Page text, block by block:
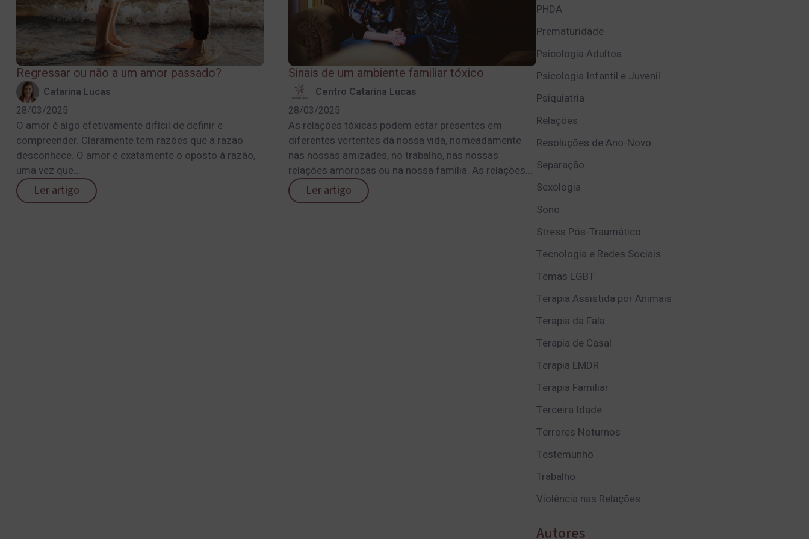
Regressar ou não a um amor passado?
Catarina Lucas
28/03/2025
O amor é algo efetivamente difícil de definir e
compreender. Claramente tem razões que a razão
desconhece. O amor é exatamente o oposto à razão,
uma vez que...
Ler artigo
Sinais de um ambiente familiar tóxico
Centro Catarina Lucas
28/03/2025
As relações tóxicas podem estar presentes em
diferentes vertentes da nossa vida, nomeadamente
nas nossas amizades, no trabalho, nas nossas
relações amorosas ou na nossa família. As relações...
Ler artigo
PHDA
Prematuridade
Psicologia Adultos
Psicologia Infantil e Juvenil
Psiquiatria
Relações
Resoluções de Ano-Novo
Separação
Sexologia
Sono
Stress Pós-Traumático
Tecnologia e Redes Sociais
Temas LGBT
Terapia Assistida por Animais
Terapia da Fala
Terapia de Casal
Terapia EMDR
Terapia Familiar
Terceira Idade
Terrores Noturnos
Testemunho
Trabalho
Violência nas Relações
Autores